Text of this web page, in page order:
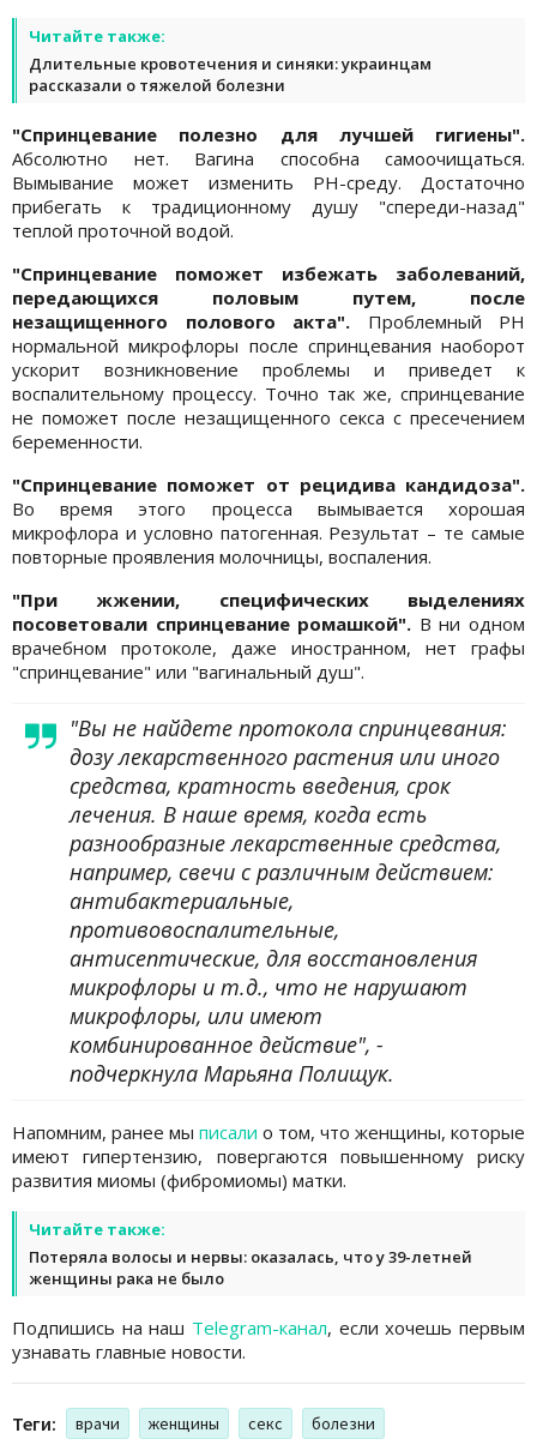
Читайте также:
Длительные кровотечения и синяки: украинцам
рассказали о тяжелой болезни
"Спринцевание полезно для лучшей гигиены".
Абсолютно нет. Вагина способна самоочищаться.
Вымывание может изменить РН-среду. Достаточно
прибегать к традиционному душу "спереди-назад"
теплой проточной водой.
"Спринцевание поможет избежать заболеваний,
передающихся половым путем, после
незащищенного полового акта". Проблемный РН
нормальной микрофлоры после спринцевания наоборот
ускорит возникновение проблемы и приведет к
воспалительному процессу. Точно так же, спринцевание
не поможет после незащищенного секса с пресечением
беременности.
"Спринцевание поможет от рецидива кандидоза".
Во время этого процесса вымывается хорошая
микрофлора и условно патогенная. Результат – те самые
повторные проявления молочницы, воспаления.
"При жжении, специфических выделениях
посоветовали спринцевание ромашкой". В ни одном
врачебном протоколе, даже иностранном, нет графы
"спринцевание" или "вагинальный душ".
"Вы не найдете протокола спринцевания:
дозу лекарственного растения или иного
средства, кратность введения, срок
лечения. В наше время, когда есть
разнообразные лекарственные средства,
например, свечи с различным действием:
антибактериальные,
противовоспалительные,
антисептические, для восстановления
микрофлоры и т.д., что не нарушают
микрофлоры, или имеют
комбинированное действие", -
подчеркнула Марьяна Полищук.
Напомним, ранее мы писали о том, что женщины, которые
имеют гипертензию, повергаются повышенному риску
развития миомы (фибромиомы) матки.
Читайте также:
Потеряла волосы и нервы: оказалась, что у 39-летней
женщины рака не было
Подпишись на наш Telegram-канал, если хочешь первым
узнавать главные новости.
Теги: врачи женщины секс болезни